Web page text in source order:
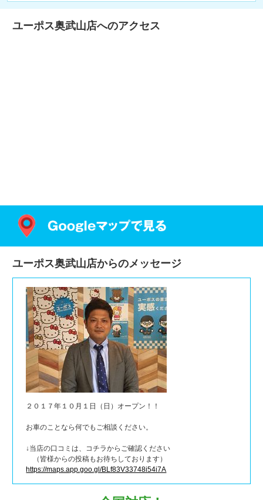
ユーポス奥武山店へのアクセス
ユーポス奥武山店からのメッセージ
２０１７年１０月１日（日）オープン！！
お車のことなら何でもご相談ください。
↓当店の口コミは、コチラからご確認ください
（皆様からの投稿もお待ちしております）
https://maps.app.goo.gl/BLf83V33748i54i7A